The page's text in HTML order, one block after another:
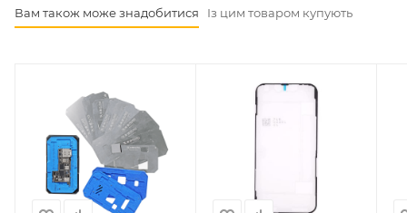
Вам також може знадобитися Із цим товаром купують